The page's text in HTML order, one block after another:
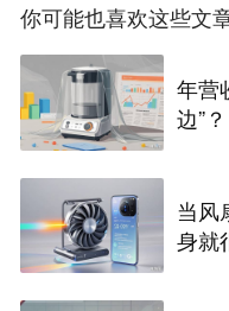
你可能也喜欢这些文
年营
边”？
当风
身就